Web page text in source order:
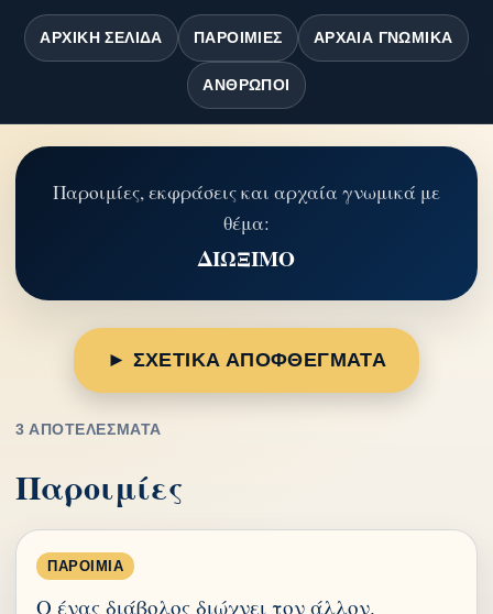
ΑΡΧΙΚΉ ΣΕΛΊΔΑ ΠΑΡΟΙΜΊΕΣ ΑΡΧΑΊΑ ΓΝΩΜΙΚΆ
ΆΝΘΡΩΠΟΙ
Παροιμίες, εκφράσεις και αρχαία γνωμικά με
θέμα:
ΔΙΩΞΙΜΟ
► ΣΧΕΤΙΚΑ ΑΠΟΦΘΕΓΜΑΤΑ
3 ΑΠΟΤΕΛΈΣΜΑΤΑ
Παροιμίες
ΠΑΡΟΙΜΊΑ
Ο ένας διάβολος διώχνει τον άλλον.